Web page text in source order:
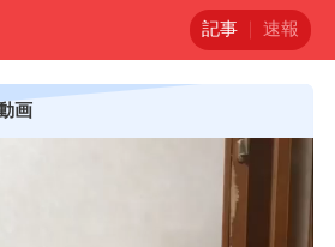
記事 速報
画